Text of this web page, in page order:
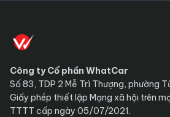
Công ty Cổ phần WhatCar
Số 83, TDP 2 Mễ Trì Thượng, phường
Giấy phép thiết lập Mạng xã hội trên
TTTT cấp ngày 05/07/2021.